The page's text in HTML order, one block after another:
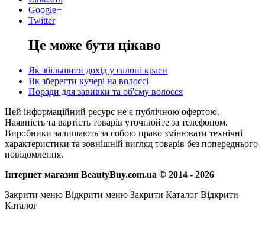
Google+
Twitter
Це може бути цікаво
Як збільшити дохід у салоні краси
Як зберегти кучері на волоссі
Поради для завивки та об'єму волосся
Цей інформаційний ресурс не є публічною офертою.
Наявність та вартість товарів уточнюйте за телефоном.
Виробники залишають за собою право змінювати технічні
характеристики та зовнішній вигляд товарів без попереднього
повідомлення.
Інтернет магазин BeautyBuy.com.ua © 2014 - 2026
Закрити меню Відкрити меню Закрити Каталог Відкрити
Каталог